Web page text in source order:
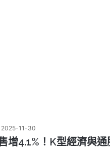
2025-11-30
增4.1%！K型經濟與